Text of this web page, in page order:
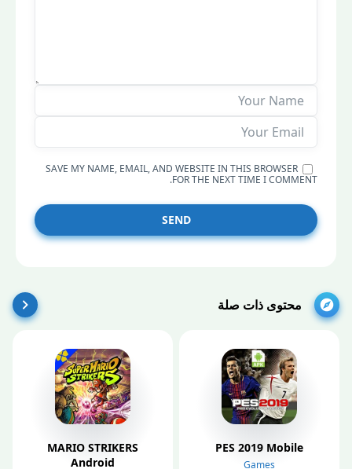
SAVE MY NAME, EMAIL, AND WEBSITE IN THIS BROWSER
FOR THE NEXT TIME I COMMENT.
SEND
محتوى ذات صلة
PES 2019 Mobile
Games
MARIO STRIKERS
Android